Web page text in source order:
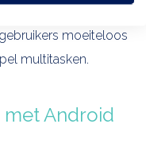
moeiteloos
multitasken.
met Android